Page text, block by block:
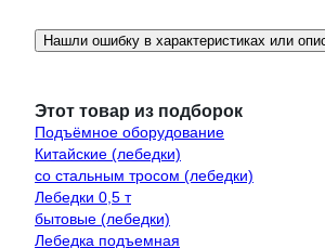
Нашли ошибку в характеристиках или
Этот товар из подборок
Подъёмное оборудование
Китайские (лебедки)
со стальным тросом (лебедки)
Лебедки 0,5 т
бытовые (лебедки)
Лебедка подъемная